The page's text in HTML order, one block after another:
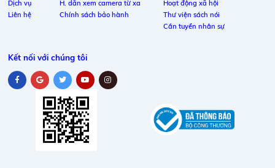
Dịch vụ
Liên hệ
H. dẫn xem camera từ xa
Chính sách bảo hành
Hoạt động xã hội
Thư viện sách nói
Cần tuyển nhân sự
Kết nối với chúng tôi